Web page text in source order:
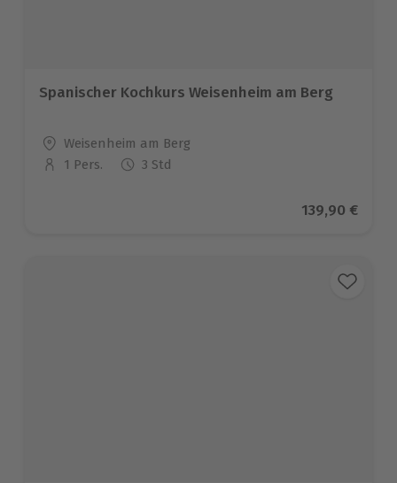
Spanischer Kochkurs Weisenheim am Berg
Standort
Weisenheim am Berg
Anzahl der Teilnehmer
1 Pers. 3 Std
Aktueller
139,90 €